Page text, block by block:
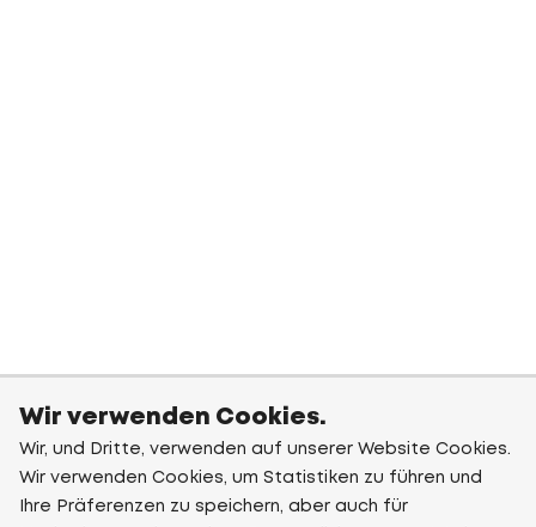
Wir verwenden Cookies.
Wir, und Dritte, verwenden auf unserer Website Cookies.
Wir verwenden Cookies, um Statistiken zu führen und
Ihre Präferenzen zu speichern, aber auch für